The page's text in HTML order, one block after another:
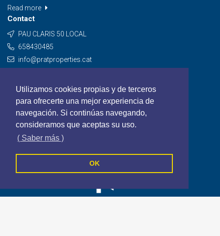
Utilizamos cookies propias y de terceros
para ofrecerte una mejor experiencia de
navegación. Si continúas navegando,
consideramos que aceptas su uso.
( Saber más )
OK
Read more
Contact
PAU CLARIS 50 LOCAL
658430485
info@pratproperties.cat